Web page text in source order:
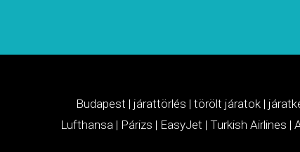
Budapest | járattörlés | törölt járatok |
Lufthansa| Párizs | EasyJet | Turkish Airlines |